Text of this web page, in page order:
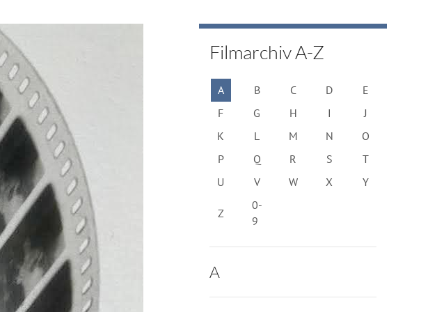
Filmarchiv A-Z
A B C D
E
F
G H I
J
K
L M N
O
P
Q R S
T
U
V W X Y
Z
0-
9
A